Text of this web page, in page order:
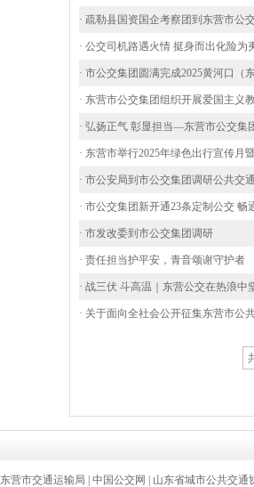
· 疏勒县国资国企考察团到东营市公
· 公交司机路遇火情 挺身而出化险为
· 市公交集团圆满完成2025黄河口（
· 东营市公交集团组织开展爱国主义
· 弘扬正气 彰显担当—东营市公交集
· 东营市举行2025年绿色出行宣传月
· 市公安局到市公交集团调研公共交
· 市公交集团新开通23条定制公交 畅
· 市发改委到市公交集团调研
· 责任担当护平安，青音颂谢守护者
· 战三伏 斗高温｜东营公交在热浪中
· 关于面向全社会公开征集东营市公
东营市交通运输局 中国公交网 山东省城市公共交通